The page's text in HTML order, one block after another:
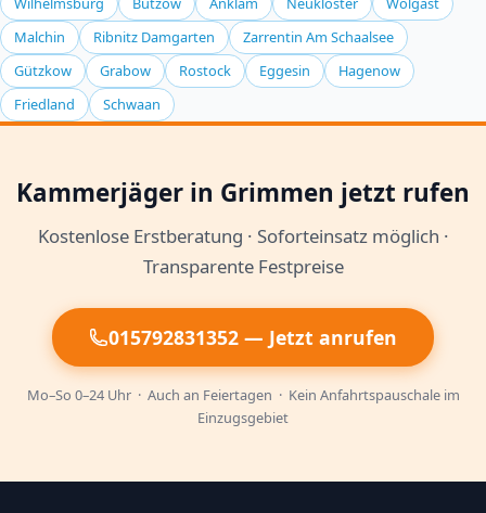
Fachmann kontaktieren.
dem Einsatz über Kinder und Haustiere im Haushalt.
Während der Behandlung sollten diese den Bereich
verlassen. Nach der Behandlung ist eine gründliche
Lüftung wichtig. Der Fachmann gibt Ihnen genaue
Anweisungen zur Sicherheit.
Malchin
Ribnitz Damgarten
Zarrentin Am Schaalsee
Gützkow
Grabow Rostock Eggesin
Hagenow
Friedland
Schwaan
Kammerjäger in Grimmen jetzt rufen
Kostenlose Erstberatung · Soforteinsatz möglich ·
Transparente Festpreise
015792831352 — Jetzt anrufen
Mo–So 0–24 Uhr · Auch an Feiertagen · Kein Anfahrtspauschale im
Einzugsgebiet